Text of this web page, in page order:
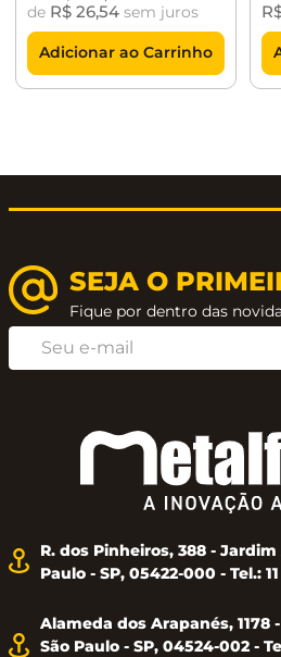
de R$ 26,54sem juros
Adicionar ao Carrinho
SEJA O
Fique por dentro das
R. dos Pinheiros, 388 -
Paulo - SP, 05422-000 - Tel.:
Alameda dos Arapanés, 1178
São Paulo - SP, 04524-002 -